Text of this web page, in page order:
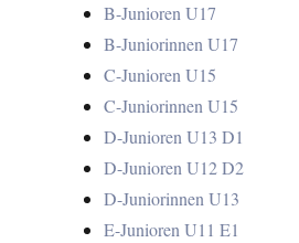
B-Junioren U17
B-Juniorinnen U17
C-Junioren U15
C-Juniorinnen U15
D-Junioren U13 D1
D-Junioren U12 D2
D-Juniorinnen U13
E-Junioren U11 E1